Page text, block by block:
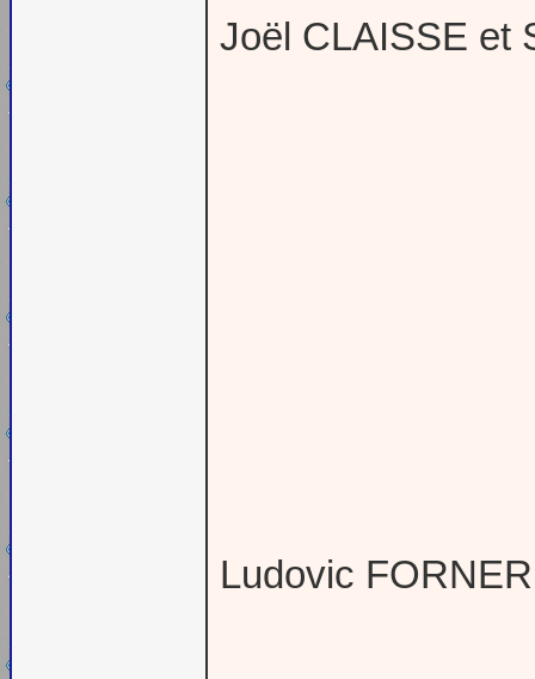
Joël CLAISSE et
Ludovic